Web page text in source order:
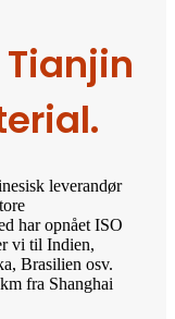
leverandør
har opnået ISO
vi til Indien,
Brasilien osv.
fra Shanghai